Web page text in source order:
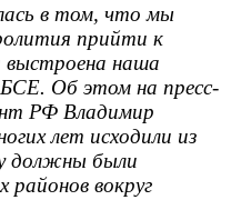
в том, что мы
прийти к
выстроена наша
Об этом на пресс-
РФ Владимир
лет исходили из
должны были
вокруг